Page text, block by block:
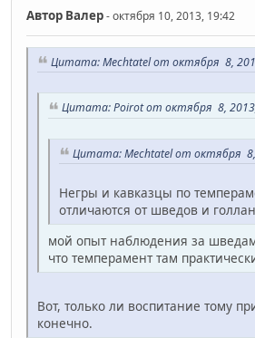
Автор Валер- октября 10, 2013, 19:42
Цитата: Mechtatel от октября 8,
Цитата: Poirot от октября 8,
Цитата: Mechtatel от октября 8,
Негры и кавказцы по
отличаются от шведов и
мой опыт наблюдения за
что темперамент там
Вот, только ли воспитание тому
конечно.